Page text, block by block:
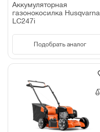
Аккумуляторная
газонокосилка Husqvarna
LC247i
Подобрать аналог